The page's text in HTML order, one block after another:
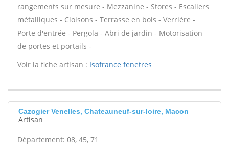
rangements sur mesure - Mezzanine - Stores - Escaliers
métalliques - Cloisons - Terrasse en bois - Verrière -
Porte d'entrée - Pergola - Abri de jardin - Motorisation
de portes et portails -
Voir la fiche artisan : Isofrance fenetres
Cazogier Venelles, Chateauneuf-sur-loire, Macon
Artisan
Département: 08, 45, 71